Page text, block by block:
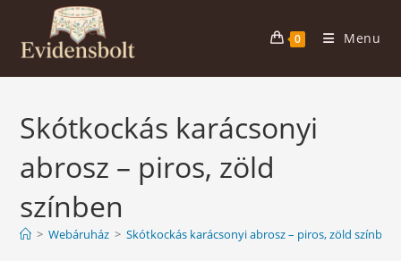
content
0 Menu
Skótkockás karácsonyi
abrosz – piros, zöld
színben
> Webáruház > Skótkockás karácsonyi abrosz – piros, zöld színben